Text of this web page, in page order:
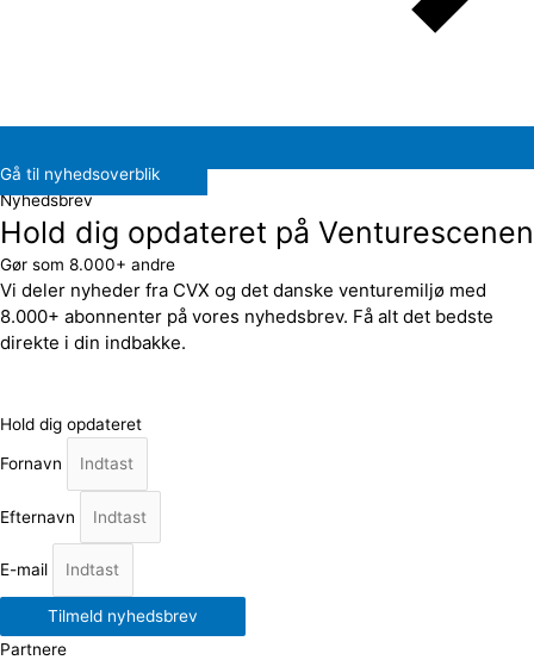
Gå til nyhedsoverblik
Nyhedsbrev
Hold dig opdateret på Venturescenen
Gør som 8.000+ andre
Vi deler nyheder fra CVX og det danske venturemiljø med
8.000+ abonnenter på vores nyhedsbrev. Få alt det bedste
direkte i din indbakke.
Hold dig opdateret
Fornavn
Efternavn
E-mail
Tilmeld nyhedsbrev
Partnere